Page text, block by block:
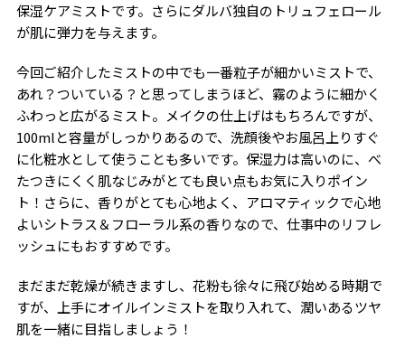
保湿ケアミストです。さらにダルバ独自のトリュフェロール
が肌に弾力を与えます。
今回ご紹介したミストの中でも一番粒子が細かいミストで、
あれ？ついている？と思ってしまうほど、霧のように細かく
ふわっと広がるミスト。メイクの仕上げはもちろんですが、
100mlと容量がしっかりあるので、洗顔後やお風呂上りすぐ
に化粧水として使うことも多いです。保湿力は高いのに、べ
たつきにくく肌なじみがとても良い点もお気に入りポイン
ト！さらに、香りがとても心地よく、アロマティックで心地
よいシトラス＆フローラル系の香りなので、仕事中のリフレ
ッシュにもおすすめです。
まだまだ乾燥が続きますし、花粉も徐々に飛び始める時期で
すが、上手にオイルインミストを取り入れて、潤いあるツヤ
肌を一緒に目指しましょう！